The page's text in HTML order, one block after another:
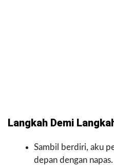
Langkah Demi
Sambil berdiri, aku
depan dengan napas.